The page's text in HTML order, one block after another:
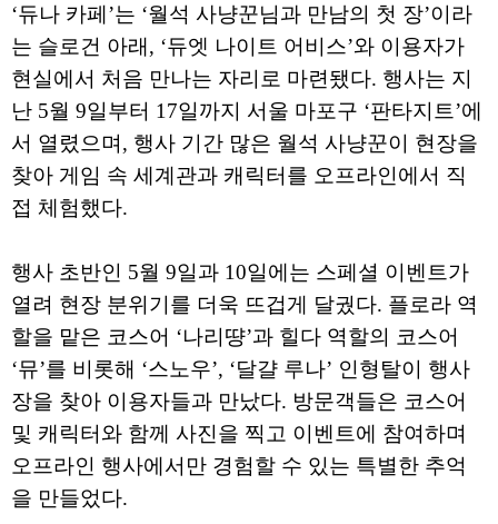
‘듀나 카페’는 ‘월석 사냥꾼님과 만남의 첫 장’이라
는 슬로건 아래, ‘듀엣 나이트 어비스’와 이용자가
현실에서 처음 만나는 자리로 마련됐다. 행사는 지
난 5월 9일부터 17일까지 서울 마포구 ‘판타지트’에
서 열렸으며, 행사 기간 많은 월석 사냥꾼이 현장을
찾아 게임 속 세계관과 캐릭터를 오프라인에서 직
접 체험했다.
행사 초반인 5월 9일과 10일에는 스페셜 이벤트가
열려 현장 분위기를 더욱 뜨겁게 달궜다. 플로라 역
할을 맡은 코스어 ‘나리땽’과 힐다 역할의 코스어
‘뮤’를 비롯해 ‘스노우’, ‘달걀 루나’ 인형탈이 행사
장을 찾아 이용자들과 만났다. 방문객들은 코스어
및 캐릭터와 함께 사진을 찍고 이벤트에 참여하며
오프라인 행사에서만 경험할 수 있는 특별한 추억
을 만들었다.